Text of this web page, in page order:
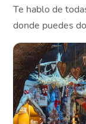
Te hablo de
donde puedes